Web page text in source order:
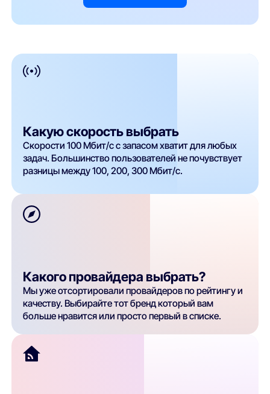
Какую скорость выбрать
Скорости 100 Мбит/с с запасом хватит для любых
задач. Большинство пользователей не почувствует
разницы между 100, 200, 300 Мбит/с.
Какого провайдера выбрать?
Мы уже отсортировали провайдеров по рейтингу и
качеству. Выбирайте тот бренд который вам
больше нравится или просто первый в списке.